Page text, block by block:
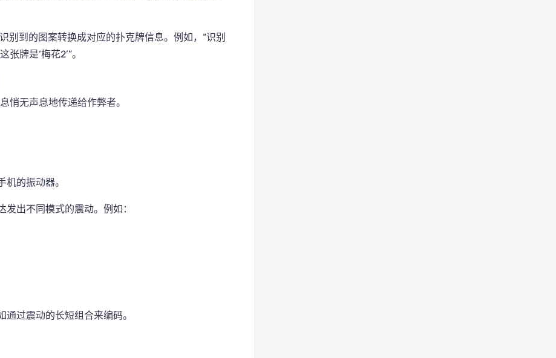
别到的图案转换成对应的扑克牌信息。例如，“识别
牌是‘梅花2’”。
悄无声息地传递给作弊者。
的振动器。
出不同模式的震动。例如：
过震动的长短组合来编码。